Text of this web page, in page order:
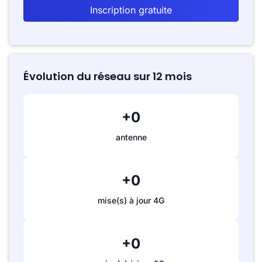
Inscription gratuite
Évolution du réseau sur 12 mois
+0
antenne
+0
mise(s) à jour 4G
+0